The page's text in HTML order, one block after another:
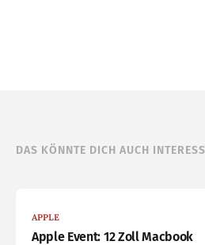
DAS KÖNNTE DICH AUCH
APPLE
Apple Event: 12 Zoll Macbook